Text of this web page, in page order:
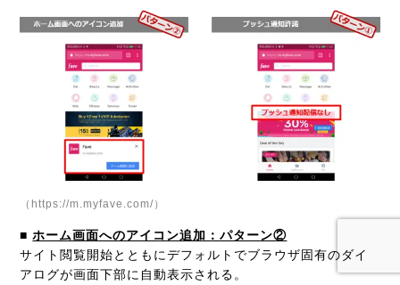
（https://m.myfave.com/）
■ ホーム画面へのアイコン追加：パターン②
サイト閲覧開始とともにデフォルトでブラウザ固有のダイ
アログが画面下部に自動表示される。